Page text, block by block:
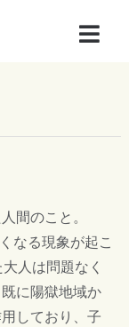
間のこと。
なる現象が起こ
人は問題なく
に陽獄地域か
しており、子